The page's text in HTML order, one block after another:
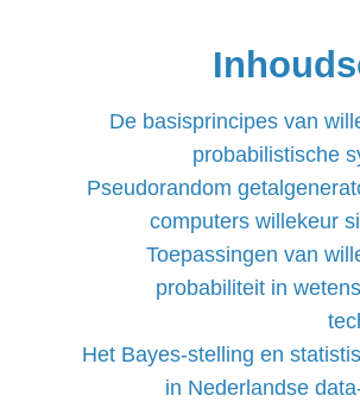
De basisprincipes van
probabilistische
Pseudorandom
computers willekeur
Toepassingen van
probabiliteit in
Het Bayes-stelling en
in Nederlandse